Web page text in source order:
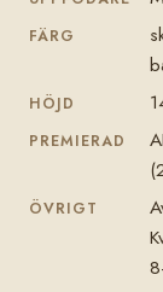
FÄRG
HÖJD
PREMIERAD
ÖVRIGT